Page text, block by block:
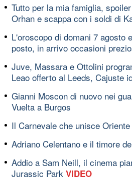
Tutto per la mia famiglia,
Orhan e scappa con i soldi di
L'oroscopo di domani 7 agosto
posto, in arrivo occasioni
Juve, Massara e Ottolini
Leao offerto al Leeds, Cajuste
Gianni Moscon di nuovo nei
Vuelta a Burgos
Il Carnevale che unisce
Adriano Celentano e il timore
Addio a Sam Neill, il cinema
Jurassic Park VIDEO